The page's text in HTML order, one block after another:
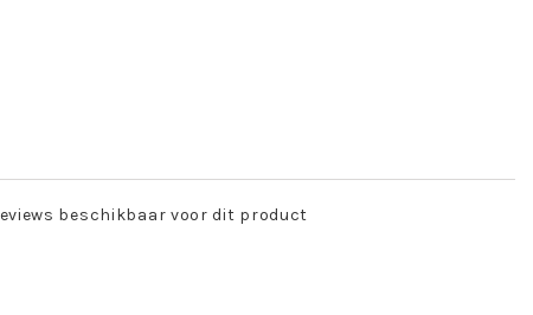
beschikbaar voor dit product